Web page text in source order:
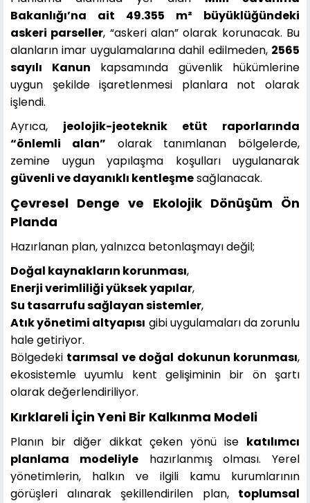
Bakanlığı’na ait 49.355 m² büyüklüğündeki
askeri parseller, “askeri alan” olarak korunacak. Bu
alanların imar uygulamalarına dahil edilmeden, 2565
sayılı Kanun kapsamında güvenlik hükümlerine
uygun şekilde işaretlenmesi planlara not olarak
işlendi.
Ayrıca, jeolojik-jeoteknik etüt raporlarında
“önlemli alan” olarak tanımlanan bölgelerde,
zemine uygun yapılaşma koşulları uygulanarak
güvenli ve dayanıklı kentleşmesağlanacak.
Çevresel Denge ve Ekolojik Dönüşüm Ön
Planda
Hazırlanan plan, yalnızca betonlaşmayı değil;
Doğal kaynakların korunması,
Enerji verimliliği yüksek yapılar,
Su tasarrufu sağlayan sistemler,
Atık yönetimi altyapısı gibi uygulamaları da zorunlu
hale getiriyor.
Bölgedeki tarımsal ve doğal dokunun korunması,
ekosistemle uyumlu kent gelişiminin bir ön şartı
olarak değerlendiriliyor.
Kırklareli İçin Yeni Bir Kalkınma Modeli
Planın bir diğer dikkat çeken yönü ise katılımcı
planlama modeliylehazırlanmış olması. Yerel
yönetimlerin, halkın ve ilgili kamu kurumlarının
görüşleri alınarak şekillendirilen plan, toplumsal